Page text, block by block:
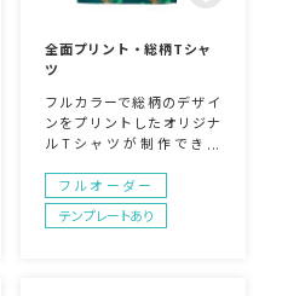
全面プリント・総柄Tシャ
ツ
フルカラーで総柄のデザイ
ンをプリントしたオリジナ
ルTシャツが制作できま
リントするのとは異なり、
プリント範囲にこだわらず
大胆にデザインを表現可
フルオーダー
テンプレートあり